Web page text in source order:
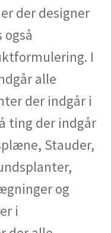
der designer
også
I
alle
der indgår i
ting der indgår
Stauder,
og
i